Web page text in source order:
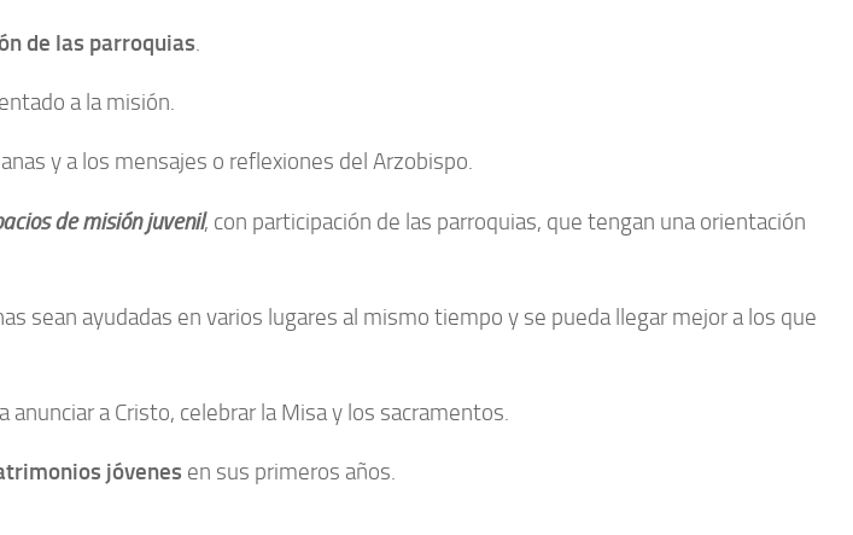
de las parroquias.
a la misión.
y a los mensajes o reflexiones del Arzobispo.
de misión juvenil, con participación de las parroquias, que tengan una orientación
sean ayudadas en varios lugares al mismo tiempo y se pueda llegar mejor a los que
a Cristo, celebrar la Misa y los sacramentos.
jóvenes en sus primeros años.